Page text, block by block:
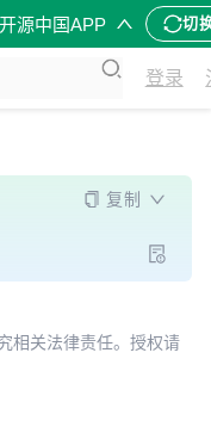
开源中国APP 切
登录
复制
相关法律责任。授权请